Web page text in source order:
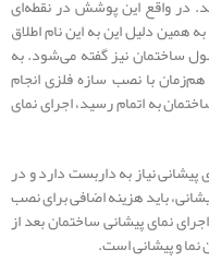
دلیل این به این نام اطلاق
ساختمان نیز گفته می‌شود. به
با نصب سازه فلزی انجام
به اتمام رسید، اجرای نمای
نیاز به داربست دارد و در
باید هزینه اضافی برای نصب
نمای پیشانی ساختمان بعد از
نما و پیشانی است.